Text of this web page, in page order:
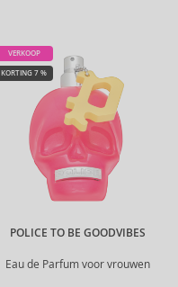
POLICE TO BE GOODVIBES
Eau de Parfum voor vrouwen
VERKOOP
KORTING 7 %